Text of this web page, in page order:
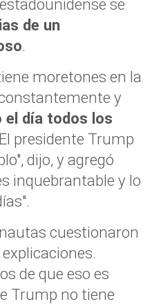
se
de un
.
moretones en la
y
el día todos los
presidente Trump
dijo, y agregó
inquebrantable y lo
cuestionaron
de que eso es
Trump no tiene